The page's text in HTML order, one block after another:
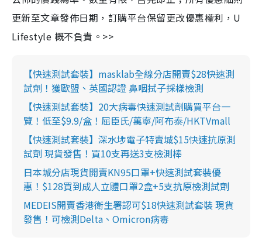
更新至文章發佈日期，訂購平台保留更改優惠權利，U
Lifestyle 概不負責。>>
【快速測試套裝】masklab全線分店開賣$28快速測
試劑！獲歐盟、英國認證 鼻咽拭子採樣檢測
【快速測試套裝】20大病毒快速測試劑購買平台一
覽！低至$9.9/盒！屈臣氏/萬寧/阿布泰/HKTVmall
【快速測試套裝】深水埗電子特賣城$15快速抗原測
試劑 現貨發售！買10支再送3支檢測棒
日本城分店現貨開賣KN95口罩+快速測試套裝優
惠！$128買到成人立體口罩2盒+5支抗原檢測試劑
MEDEIS開賣香港衛生署認可$18快速測試套裝 現貨
發售！可檢測Delta、Omicron病毒